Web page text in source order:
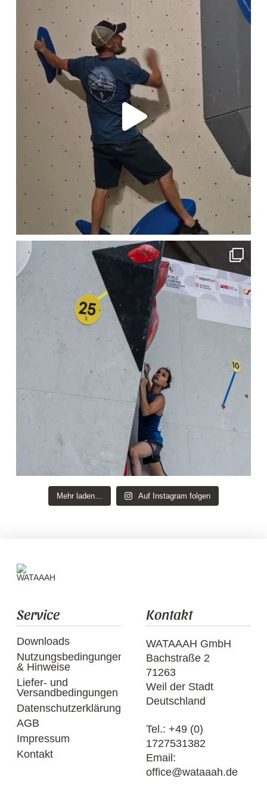
Mehr laden… Auf Instagram folgen
Service
Downloads
Nutzungsbedingungen
& Hinweise
Liefer- und
Versandbedingungen
Datenschutzerklärung
AGB
Impressum
Kontakt
Kontakt
WATAAAH GmbH
Bachstraße 2
71263
Weil der Stadt
Deutschland
Tel.: +49 (0)
1727531382
Email:
office@wataaah.de